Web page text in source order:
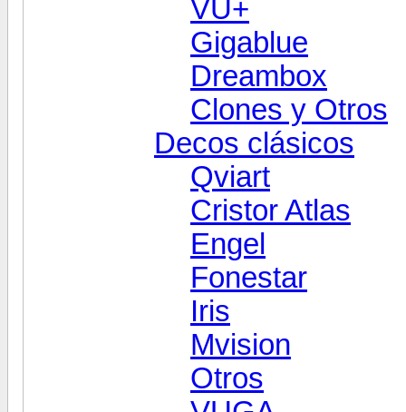
VU+
Gigablue
Dreambox
Clones y Otros
Decos clásicos
Qviart
Cristor Atlas
Engel
Fonestar
Iris
Mvision
Otros